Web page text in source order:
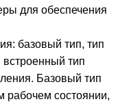
для обеспечения
базовый тип, тип
тип
Базовый тип
рабочем состоянии,